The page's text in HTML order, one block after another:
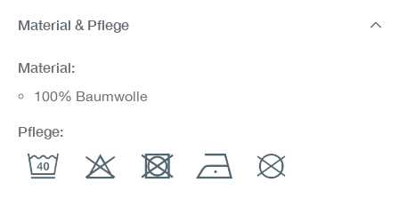
Material & Pflege
Material:
100% Baumwolle
Pflege: